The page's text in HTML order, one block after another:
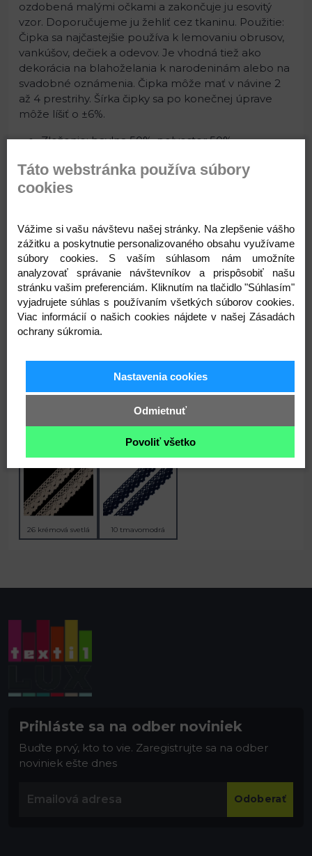
ozdobená malými očkami a zakončuje ju esovitý
vzor. Doporučujeme ju žehliť cez tkaninu. Použitie:
Čipka sa najčastejšie používa k lemovaniu obrusov,
vankúšov, dečiek a odevov. Je vhodná tiež ako
dekorácia na blahoželania k narodeninám alebo na
svadobné oznámenia. Čipka môže mať v návine 2
až 4 prestrihy. Šírka čipky sa po konečnej úprave
môže líšiť o ±6%.
Zloženie: bavlna 50%, polyester 50%
Návin: 27 m
Varianty
1 biela 9 béžová svetlá 12 béžová
16 šedá neutrálna 20 tmavozelená
26 krémová svetlá 10 tmavomodrá
Prihláste sa na odber noviniek
Buďte prvý, kto to vie. Zaregistrujte sa na odber
noviniek ešte dnes
Odoberať
Táto webstránka používa súbory
cookies
Vážime si vašu návštevu našej stránky. Na zlepšenie vášho
zážitku a poskytnutie personalizovaného obsahu využívame
súbory cookies. S vaším súhlasom nám umožníte
analyzovať správanie návštevníkov a prispôsobiť našu
stránku vašim preferenciám. Kliknutím na tlačidlo "Súhlasím"
vyjadrujete súhlas s používaním všetkých súborov cookies.
Viac informácií o našich cookies nájdete v našej Zásadách
ochrany súkromia.
Nastavenia cookies
Odmietnuť
Povoliť všetko